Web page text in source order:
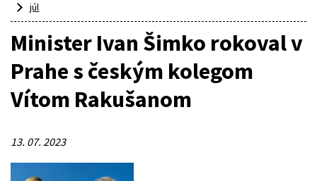
júl
Minister Ivan Šimko rokoval v
Prahe s českým kolegom
Vítom Rakušanom
13. 07. 2023